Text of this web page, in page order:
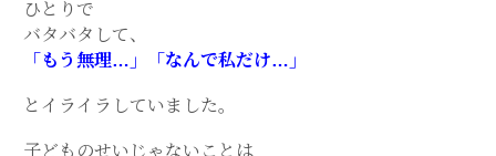
ひとりで
バタバタして、
「もう無理…」「なんで私だけ…」
とイライラしていました。
子どものせいじゃないことは